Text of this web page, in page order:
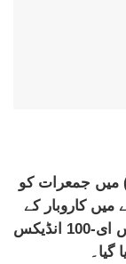
میں جمعرات کو
کاروبار کے
ابتدائی سیشن کے دوران بینچ مارک کے ایس ای-100 انڈیکس